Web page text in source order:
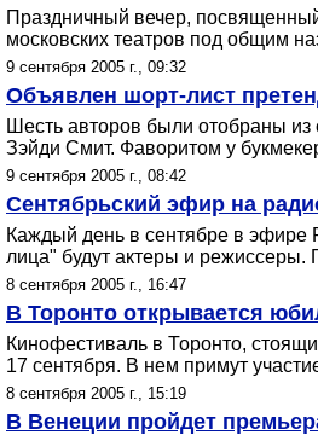
Праздничный вечер,
московских театров под общим
9 сентября 2005 г., 09:32
Объявлен шорт-лист
Шесть авторов были отобраны
Зэйди Смит. Фаворитом у
9 сентября 2005 г., 08:42
Сентябрьский эфир на
Каждый день в сентябре в эфире
лица" будут актеры и режиссеры.
8 сентября 2005 г., 16:47
В Торонто открывается
Кинофестиваль в Торонто,
17 сентября. В нем примут
8 сентября 2005 г., 15:19
В Венеции пройдет